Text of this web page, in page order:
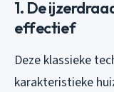
1. De
effectief
Deze klassieke
karakteristieke